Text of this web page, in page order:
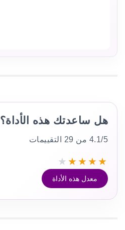
هل ساعدتك هذه الأداة؟
4.1/5 من 29 التقييمات
★
★
★
★
★
معدل هذه الأداة